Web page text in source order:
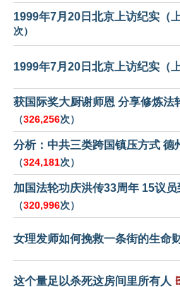
1999年7月20日北京上访纪实（
次）
1999年7月20日北京上访纪实（
获国际奖大厨谢师恩 分享修炼法
（326,256次）
分析：中共三类跨国镇压方式 德
（324,181次）
加国法轮功庆洪传33周年 15议
（320,996次）
女理发师如何挽救一条街的生命
这个量足以杀死这房间里所有人